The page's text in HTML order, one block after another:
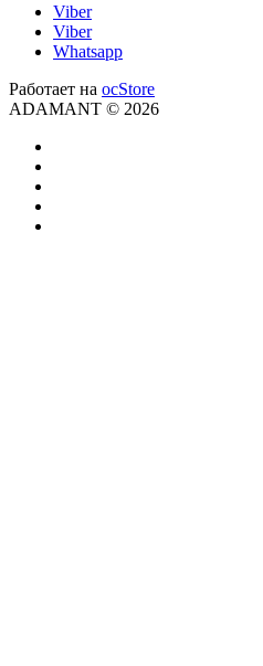
Viber
Viber
Whatsapp
Работает на ocStore
ADAMANT © 2026